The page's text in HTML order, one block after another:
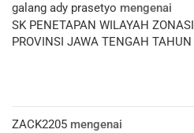
galang ady prasetyo mengenai
SK PENETAPAN WILAYAH
PROVINSI JAWA TENGAH
ZACK2205 mengenai